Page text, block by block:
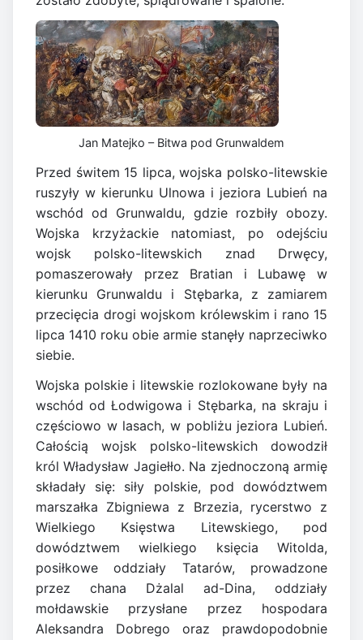
Jan Matejko – Bitwa pod Grunwaldem
Przed świtem 15 lipca, wojska polsko-litewskie
ruszyły w kierunku Ulnowa i jeziora Lubień na
wschód od Grunwaldu, gdzie rozbiły obozy.
Wojska krzyżackie natomiast, po odejściu
wojsk polsko-litewskich znad Drwęcy,
pomaszerowały przez Bratian i Lubawę w
kierunku Grunwaldu i Stębarka, z zamiarem
przecięcia drogi wojskom królewskim i rano 15
lipca 1410 roku obie armie stanęły naprzeciwko
siebie.
Wojska polskie i litewskie rozlokowane były na
wschód od Łodwigowa i Stębarka, na skraju i
częściowo w lasach, w pobliżu jeziora Lubień.
Całością wojsk polsko-litewskich dowodził
król Władysław Jagiełło. Na zjednoczoną armię
składały się: siły polskie, pod dowództwem
marszałka Zbigniewa z Brzezia, rycerstwo z
Wielkiego Księstwa Litewskiego, pod
dowództwem wielkiego księcia Witolda,
posiłkowe oddziały Tatarów, prowadzone
przez chana Dżalal ad-Dina, oddziały
mołdawskie przysłane przez hospodara
Aleksandra Dobrego oraz prawdopodobnie